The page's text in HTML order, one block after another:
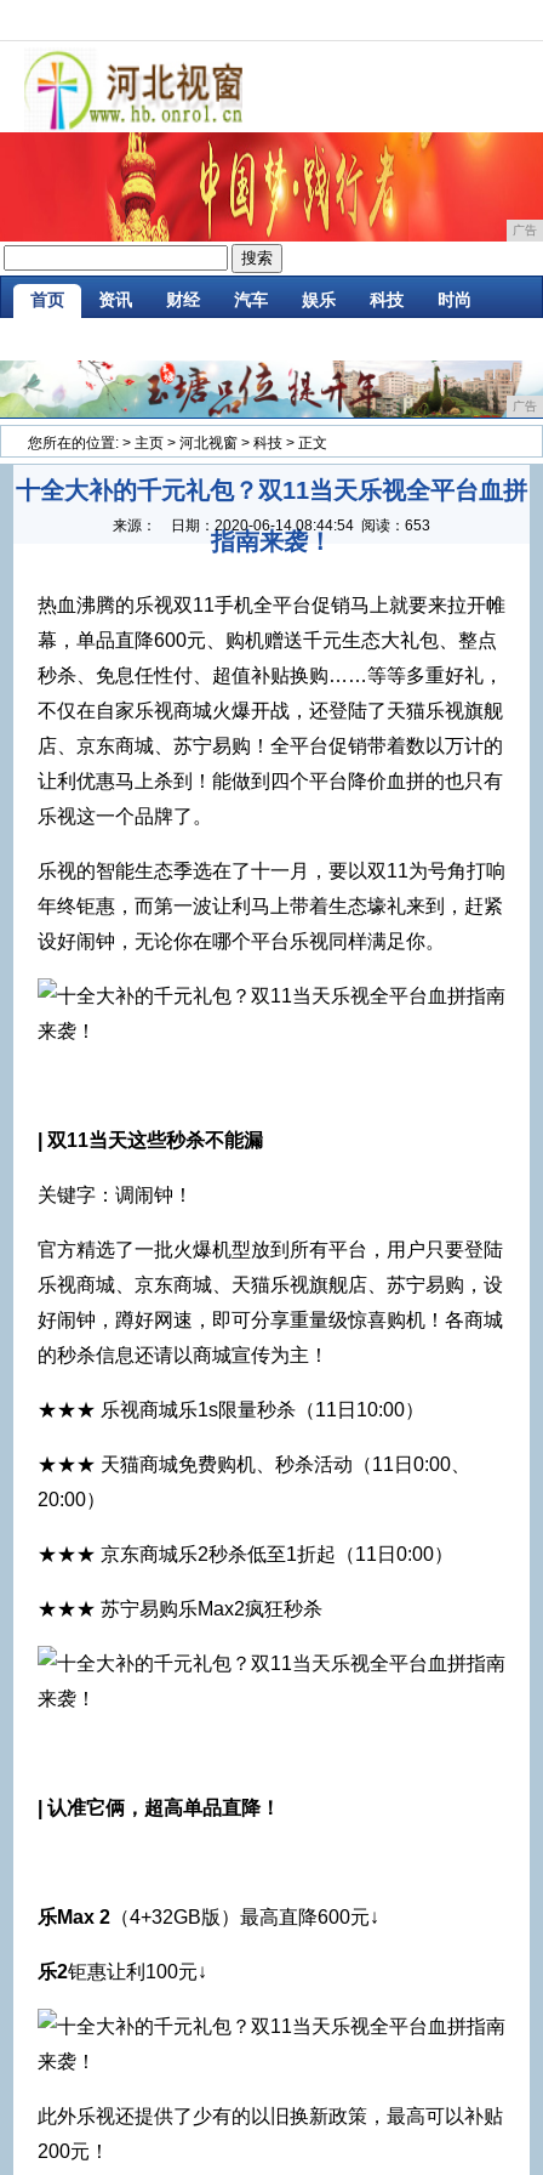
广告
首页 资讯 财经 汽车 娱乐 科技 时尚
广告
您所在的位置: > 主页 > 河北视窗 > 科技 > 正文
十全大补的千元礼包？双11当天乐视全平台血拼
指南来袭！
来源： 日期： 2020-06-14 08:44:54 阅读：653
热血沸腾的乐视双11手机全平台促销马上就要来拉开帷
幕，单品直降600元、购机赠送千元生态大礼包、整点
秒杀、免息任性付、超值补贴换购……等等多重好礼，
不仅在自家乐视商城火爆开战，还登陆了天猫乐视旗舰
店、京东商城、苏宁易购！全平台促销带着数以万计的
让利优惠马上杀到！能做到四个平台降价血拼的也只有
乐视这一个品牌了。
乐视的智能生态季选在了十一月，要以双11为号角打响
年终钜惠，而第一波让利马上带着生态壕礼来到，赶紧
设好闹钟，无论你在哪个平台乐视同样满足你。
| 双11当天这些秒杀不能漏
关键字：调闹钟！
官方精选了一批火爆机型放到所有平台，用户只要登陆
乐视商城、京东商城、天猫乐视旗舰店、苏宁易购，设
好闹钟，蹲好网速，即可分享重量级惊喜购机！各商城
的秒杀信息还请以商城宣传为主！
★★★ 乐视商城乐1s限量秒杀（11日10:00）
★★★ 天猫商城免费购机、秒杀活动（11日0:00、
20:00）
★★★ 京东商城乐2秒杀低至1折起（11日0:00）
★★★ 苏宁易购乐Max2疯狂秒杀
| 认准它俩，超高单品直降！
乐Max 2 （4+32GB版）最高直降600元↓
乐2钜惠让利100元↓
此外乐视还提供了少有的以旧换新政策，最高可以补贴
200元！